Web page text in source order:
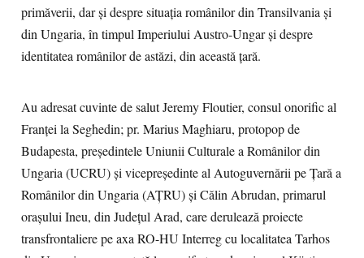
primăverii, dar și despre situația românilor din Transilvania și
din Ungaria, în timpul Imperiului Austro-Ungar și despre
identitatea românilor de astăzi, din această țară.
Au adresat cuvinte de salut Jeremy Floutier, consul onorific al
Franței la Seghedin; pr. Marius Maghiaru, protopop de
Budapesta, președintele Uniunii Culturale a Românilor din
Ungaria (UCRU) și vicepreședinte al Autoguvernării pe Țară a
Românilor din Ungaria (AȚRU) și Călin Abrudan, primarul
orașului Ineu, din Județul Arad, care derulează proiecte
transfrontaliere pe axa RO-HU Interreg cu localitatea Tarhos